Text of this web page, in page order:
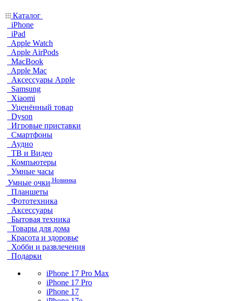
Каталог
iPhone
iPad
Apple Watch
Apple AirPods
MacBook
Apple Mac
Аксессуары Apple
Samsung
Xiaomi
Уценённый товар
Dyson
Игровые приставки
Смартфоны
Аудио
ТВ и Видео
Компьютеры
Умные часы
Умные очки Новинка
Планшеты
Фототехника
Аксессуары
Бытовая техника
Товары для дома
Красота и здоровье
Хобби и развлечения
Подарки
iPhone 17 Pro Max
iPhone 17 Pro
iPhone 17